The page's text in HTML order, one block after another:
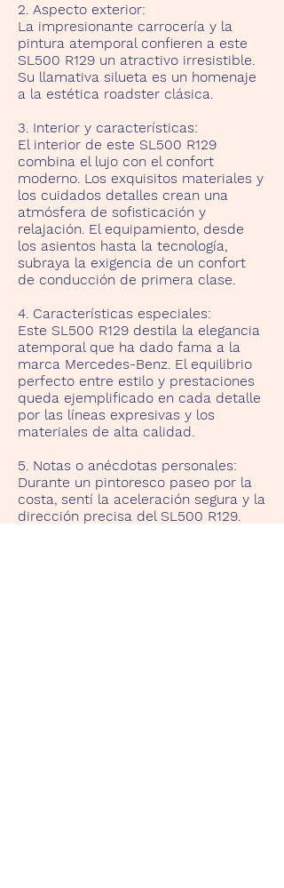
2. Aspecto exterior:
La impresionante carrocería y la
pintura atemporal confieren a este
SL500 R129 un atractivo irresistible.
Su llamativa silueta es un homenaje
a la estética roadster clásica.
3. Interior y características:
El interior de este SL500 R129
combina el lujo con el confort
moderno. Los exquisitos materiales y
los cuidados detalles crean una
atmósfera de sofisticación y
relajación. El equipamiento, desde
los asientos hasta la tecnología,
subraya la exigencia de un confort
de conducción de primera clase.
4. Características especiales:
Este SL500 R129 destila la elegancia
atemporal que ha dado fama a la
marca Mercedes-Benz. El equilibrio
perfecto entre estilo y prestaciones
queda ejemplificado en cada detalle
por las líneas expresivas y los
materiales de alta calidad.
5. Notas o anécdotas personales:
Durante un pintoresco paseo por la
costa, sentí la aceleración segura y la
dirección precisa del SL500 R129.